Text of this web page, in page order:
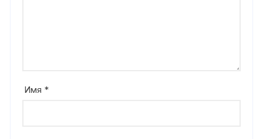
Имя *